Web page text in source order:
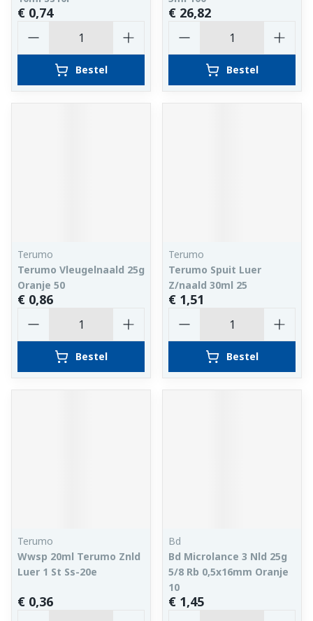
€ 0,74
Bestel
€ 26,82
Bestel
Terumo
Terumo Vleugelnaald 25g
Oranje 50
€ 0,86
Bestel
Terumo
Terumo Spuit Luer
Z/naald 30ml 25
€ 1,51
Bestel
Terumo
Wwsp 20ml Terumo Znld
Luer 1 St Ss-20e
€ 0,36
Bd
Bd Microlance 3 Nld 25g
5/8 Rb 0,5x16mm Oranje
10
€ 1,45